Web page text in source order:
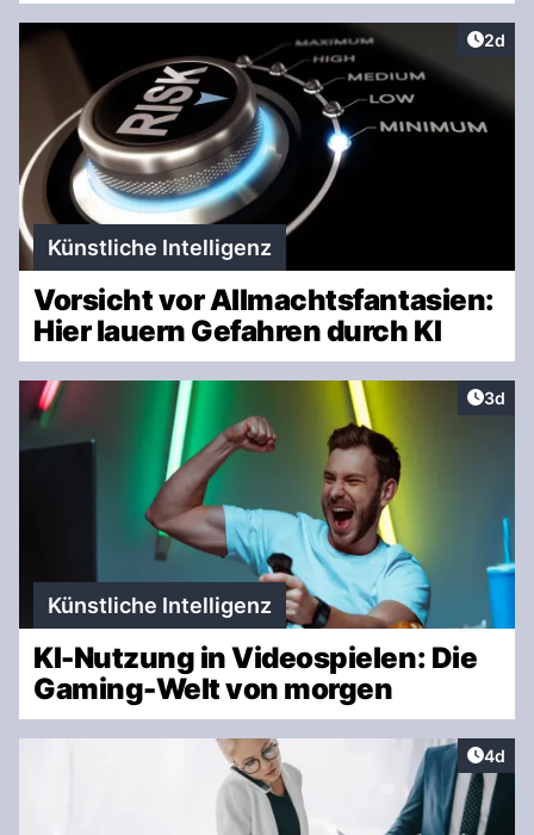
2d
Künstliche Intelligenz
Vorsicht vor Allmachtsfantasien:
Hier lauern Gefahren durch KI
3d
Künstliche Intelligenz
KI-Nutzung in Videospielen: Die
Gaming-Welt von morgen
4d